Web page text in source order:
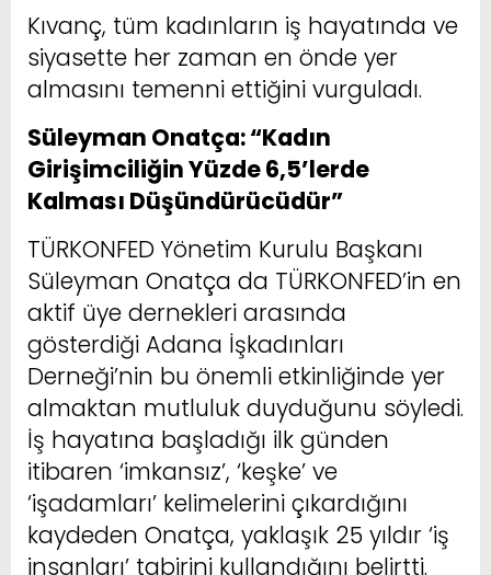
Kıvanç, tüm kadınların iş hayatında ve
siyasette her zaman en önde yer
almasını temenni ettiğini vurguladı.
Süleyman Onatça: “Kadın
Girişimciliğin Yüzde 6,5’lerde
Kalması Düşündürücüdür”
TÜRKONFED Yönetim Kurulu Başkanı
Süleyman Onatça da TÜRKONFED’in en
aktif üye dernekleri arasında
gösterdiği Adana İşkadınları
Derneği’nin bu önemli etkinliğinde yer
almaktan mutluluk duyduğunu söyledi.
İş hayatına başladığı ilk günden
itibaren ‘imkansız’, ‘keşke’ ve
‘işadamları’ kelimelerini çıkardığını
kaydeden Onatça, yaklaşık 25 yıldır ‘iş
insanları’ tabirini kullandığını belirtti.